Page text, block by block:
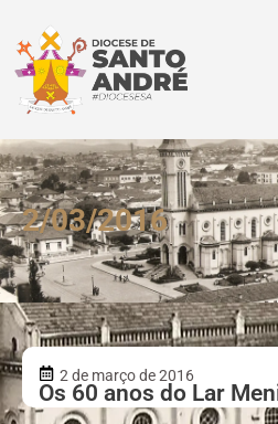
2/03/2016
2 de março de 2016
Os 60 anos do Lar